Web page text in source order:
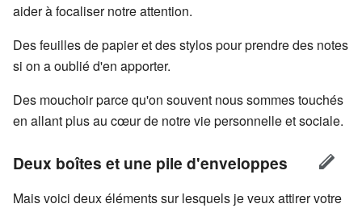
aider à focaliser notre attention.
Des feuilles de papier et des stylos pour prendre des notes
si on a oublié d'en apporter.
Des mouchoir parce qu'on souvent nous sommes touchés
en allant plus au cœur de notre vie personnelle et sociale.
Deux boîtes et une pile d'enveloppes
Mais voici deux éléments sur lesquels je veux attirer votre